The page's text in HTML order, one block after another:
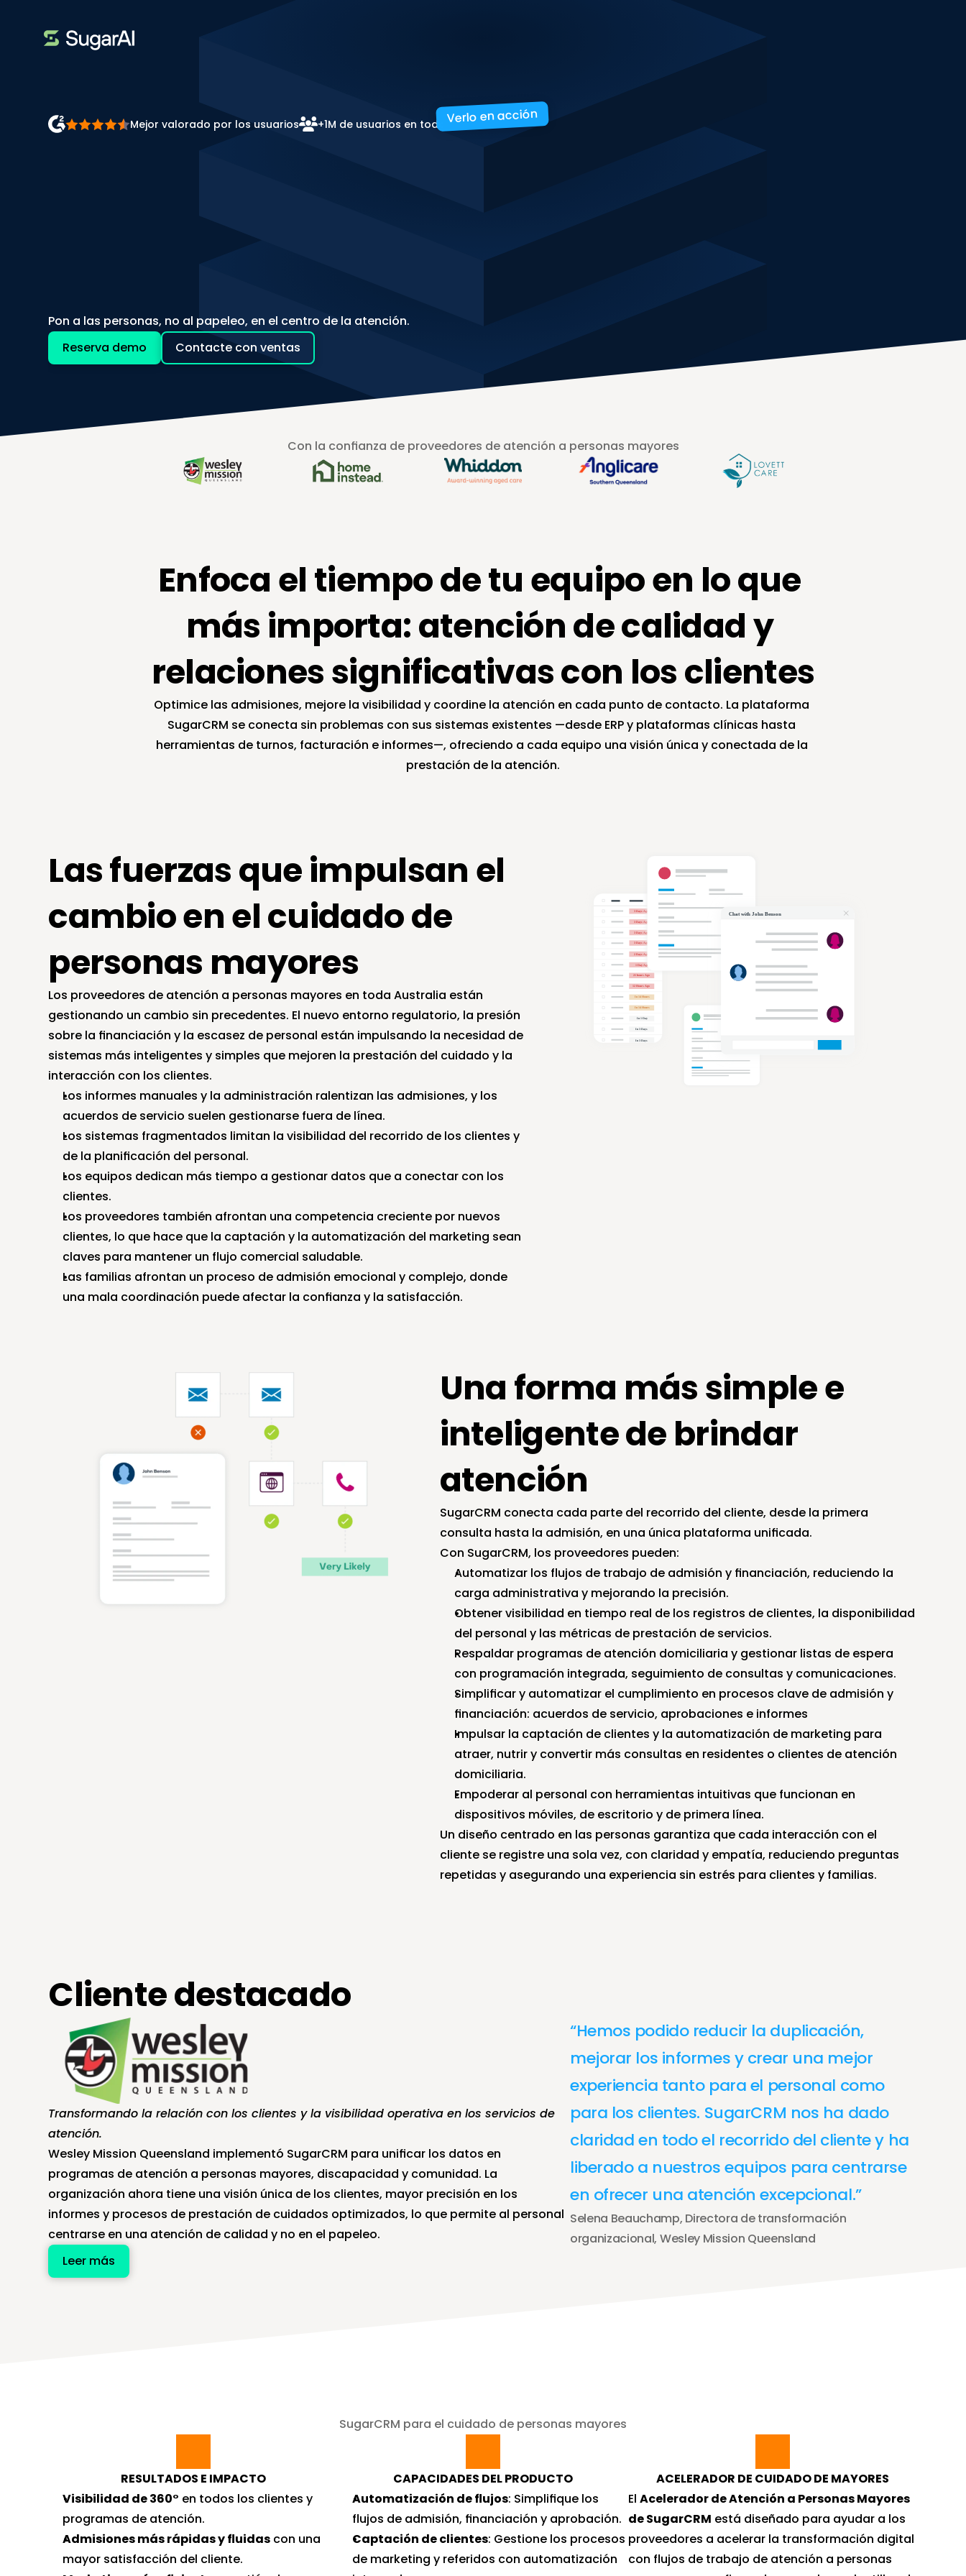
Mejor valorado por los usuarios +1M de usuarios en todo el mundo
Pon a las personas, no al papeleo, en el centro de la atención.
Reserva demo
Contacte con ventas
Verlo en acción
Con la confianza de proveedores de atención a personas mayores
Enfoca el tiempo de tu equipo en lo que
más importa: atención de calidad y
relaciones significativas con los clientes
Optimice las admisiones, mejore la visibilidad y coordine la atención en cada punto de contacto. La plataforma
SugarCRM se conecta sin problemas con sus sistemas existentes —desde ERP y plataformas clínicas hasta
herramientas de turnos, facturación e informes—, ofreciendo a cada equipo una visión única y conectada de la
prestación de la atención.
Las fuerzas que impulsan el
cambio en el cuidado de
personas mayores
Los proveedores de atención a personas mayores en toda Australia están
gestionando un cambio sin precedentes. El nuevo entorno regulatorio, la presión
sobre la financiación y la escasez de personal están impulsando la necesidad de
sistemas más inteligentes y simples que mejoren la prestación del cuidado y la
interacción con los clientes.
Los informes manuales y la administración ralentizan las admisiones, y los
acuerdos de servicio suelen gestionarse fuera de línea.
Los sistemas fragmentados limitan la visibilidad del recorrido de los clientes y
de la planificación del personal.
Los equipos dedican más tiempo a gestionar datos que a conectar con los
clientes.
Los proveedores también afrontan una competencia creciente por nuevos
clientes, lo que hace que la captación y la automatización del marketing sean
claves para mantener un flujo comercial saludable.
Las familias afrontan un proceso de admisión emocional y complejo, donde
una mala coordinación puede afectar la confianza y la satisfacción.
Una forma más simple e
inteligente de brindar
atención
SugarCRM conecta cada parte del recorrido del cliente, desde la primera
consulta hasta la admisión, en una única plataforma unificada.
Con SugarCRM, los proveedores pueden:
Automatizar los flujos de trabajo de admisión y financiación, reduciendo la
carga administrativa y mejorando la precisión.
Obtener visibilidad en tiempo real de los registros de clientes, la disponibilidad
del personal y las métricas de prestación de servicios.
Respaldar programas de atención domiciliaria y gestionar listas de espera
con programación integrada, seguimiento de consultas y comunicaciones.
Simplificar y automatizar el cumplimiento en procesos clave de admisión y
financiación: acuerdos de servicio, aprobaciones e informes
Impulsar la captación de clientes y la automatización de marketing para
atraer, nutrir y convertir más consultas en residentes o clientes de atención
domiciliaria.
Empoderar al personal con herramientas intuitivas que funcionan en
dispositivos móviles, de escritorio y de primera línea.
Un diseño centrado en las personas garantiza que cada interacción con el
cliente se registre una sola vez, con claridad y empatía, reduciendo preguntas
repetidas y asegurando una experiencia sin estrés para clientes y familias.
Cliente destacado
Transformando la relación con los clientes y la visibilidad operativa en los servicios de
atención.
Wesley Mission Queensland implementó SugarCRM para unificar los datos en
programas de atención a personas mayores, discapacidad y comunidad. La
organización ahora tiene una visión única de los clientes, mayor precisión en los
informes y procesos de prestación de cuidados optimizados, lo que permite al personal
centrarse en una atención de calidad y no en el papeleo.
Leer más
“Hemos podido reducir la duplicación,
mejorar los informes y crear una mejor
experiencia tanto para el personal como
para los clientes. SugarCRM nos ha dado
claridad en todo el recorrido del cliente y ha
liberado a nuestros equipos para centrarse
en ofrecer una atención excepcional.”
Selena Beauchamp, Directora de transformación
organizacional, Wesley Mission Queensland
SugarCRM para el cuidado de personas mayores
RESULTADOS E IMPACTO
Visibilidad de 360° en todos los clientes y
programas de atención.
Admisiones más rápidas y fluidas con una
mayor satisfacción del cliente.
CAPACIDADES DEL PRODUCTO
Automatización de flujos: Simplifique los
flujos de admisión, financiación y aprobación.
Captación de clientes: Gestione los procesos
de marketing y referidos con automatización
ACELERADOR DE CUIDADO DE MAYORES
El Acelerador de Atención a Personas Mayores
de SugarCRM está diseñado para ayudar a los
proveedores a acelerar la transformación digital
con flujos de trabajo de atención a personas